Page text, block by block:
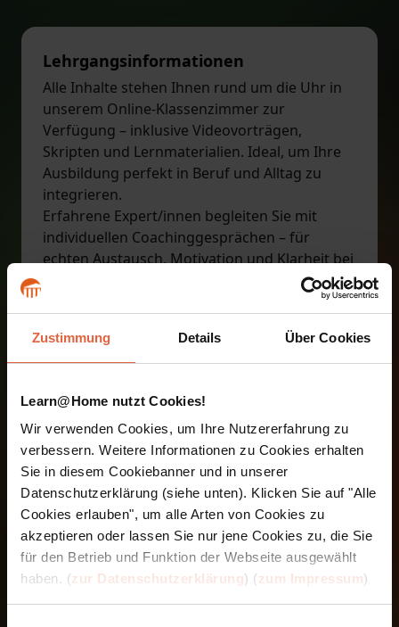
Zustimmung Details Über Cookies
Learn@Home nutzt Cookies!
Wir verwenden Cookies, um Ihre Nutzererfahrung zu
verbessern. Weitere Informationen zu Cookies erhalten
Sie in diesem Cookiebanner und in unserer
Datenschutzerklärung (siehe unten). Klicken Sie auf "Alle
Cookies erlauben", um alle Arten von Cookies zu
akzeptieren oder lassen Sie nur jene Cookies zu, die Sie
für den Betrieb und Funktion der Webseite ausgewählt
haben. (zur Datenschutzerklärung) (zum Impressum)
Lehrgangsinformationen
Alle Inhalte stehen Ihnen rund um die Uhr in
unserem Online-Klassenzimmer zur
Verfügung – inklusive Videovorträgen,
Skripten und Lernmaterialien. Ideal, um Ihre
Ausbildung perfekt in Beruf und Alltag zu
integrieren.
Erfahrene Expert/innen begleiten Sie mit
individuellen Coachinggesprächen – für
echten Austausch, Motivation und Klarheit bei
Setzen Sie Ihr Wissen direkt im Alltag um –
So wird Theorie schnell zur gelebten Praxis.
Am Ende absolvieren Sie online ein
strukturiert und gut vorbereitet.
Alle Inhalte sind auch über unsere App
jederzeit und ortsunabhängig abrufbar – Ihre
Ausbildung passt sich Ihrem Leben an.
Die Module der Ausbildung im
Überblick
Bewusstseinsschaffung & allgemeine